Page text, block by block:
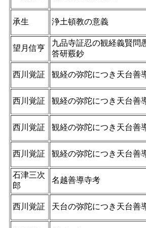
承生 浄土頓教の意義
望月信亨
九品寺証忍の観経義賢問
答研覈鈔
西川覚証 観経の弥陀につき天台善
西川覚証 観経の弥陀につき天台善
西川覚証 観経の弥陀につき天台善
西川覚証 観経の弥陀につき天台善
石津三次
郎
名越善導寺考
西川覚証 天台の弥陀につき天台善